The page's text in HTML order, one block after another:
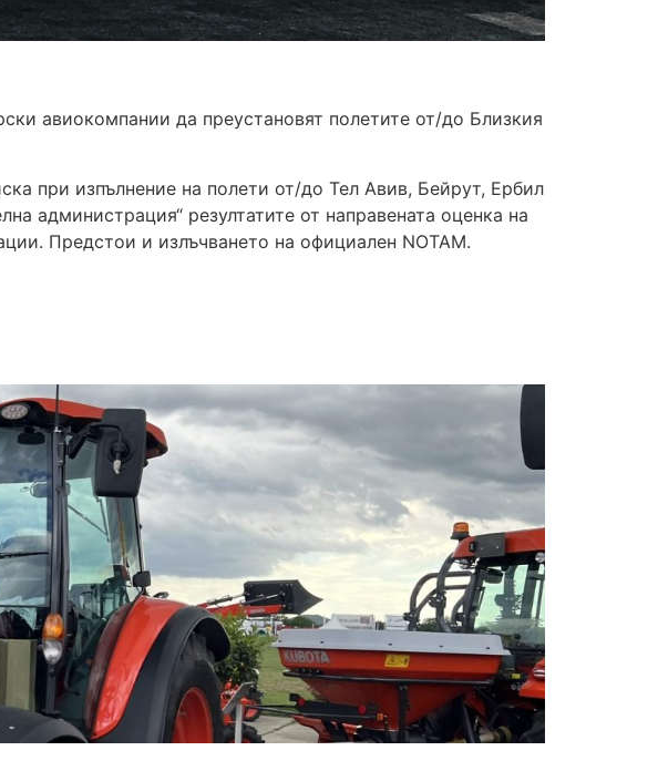
авиокомпании да преустановят полетите от/до Близкия
при изпълнение на полети от/до Тел Авив, Бейрут, Ербил
администрация“ резултатите от направената оценка на
Предстои и излъчването на официален NOTAM.